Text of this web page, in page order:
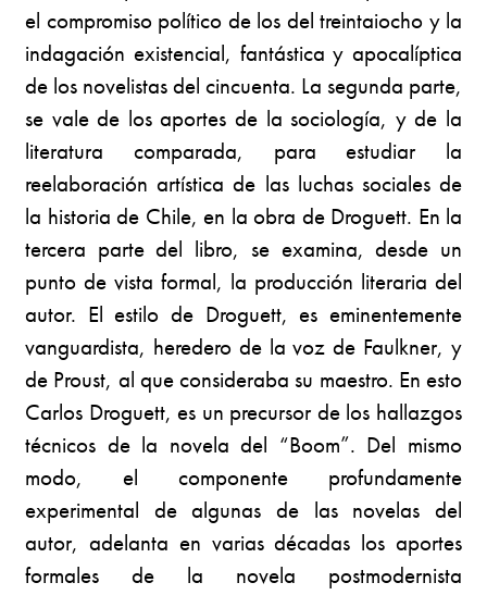
el compromiso político de los del treintaiocho y la
indagación existencial, fantástica y apocalíptica
de los novelistas del cincuenta. La segunda parte,
se vale de los aportes de la sociología, y de la
literatura comparada, para estudiar la
reelaboración artística de las luchas sociales de
la historia de Chile, en la obra de Droguett. En la
tercera parte del libro, se examina, desde un
punto de vista formal, la producción literaria del
autor. El estilo de Droguett, es eminentemente
vanguardista, heredero de la voz de Faulkner, y
de Proust, al que consideraba su maestro. En esto
Carlos Droguett, es un precursor de los hallazgos
técnicos de la novela del “Boom”. Del mismo
modo, el componente profundamente
experimental de algunas de las novelas del
autor, adelanta en varias décadas los aportes
formales de la novela postmodernista